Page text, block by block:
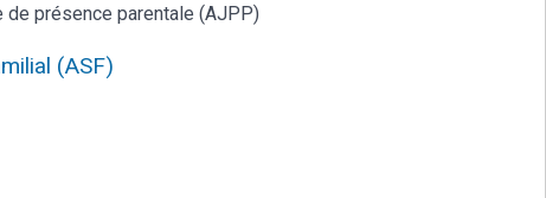
de présence parentale (AJPP)
(ASF)